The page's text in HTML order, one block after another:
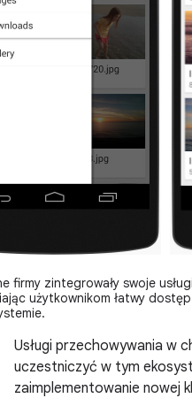
firmy zintegrowały swoje
użytkownikom łatwy
Usługi przechowywania w
uczestniczyć w tym
zaimplementowanie nowej